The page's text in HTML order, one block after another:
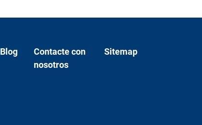
Blog
Contacte con
nosotros
Sitemap